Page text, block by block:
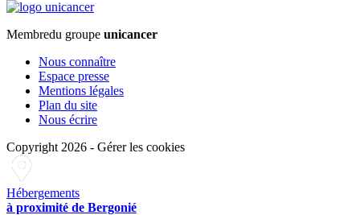
Membredu groupe unicancer
Nous connaître
Espace presse
Mentions légales
Plan du site
Nous écrire
Copyright 2026 - Gérer les cookies
Hébergements
à proximité de Bergonié